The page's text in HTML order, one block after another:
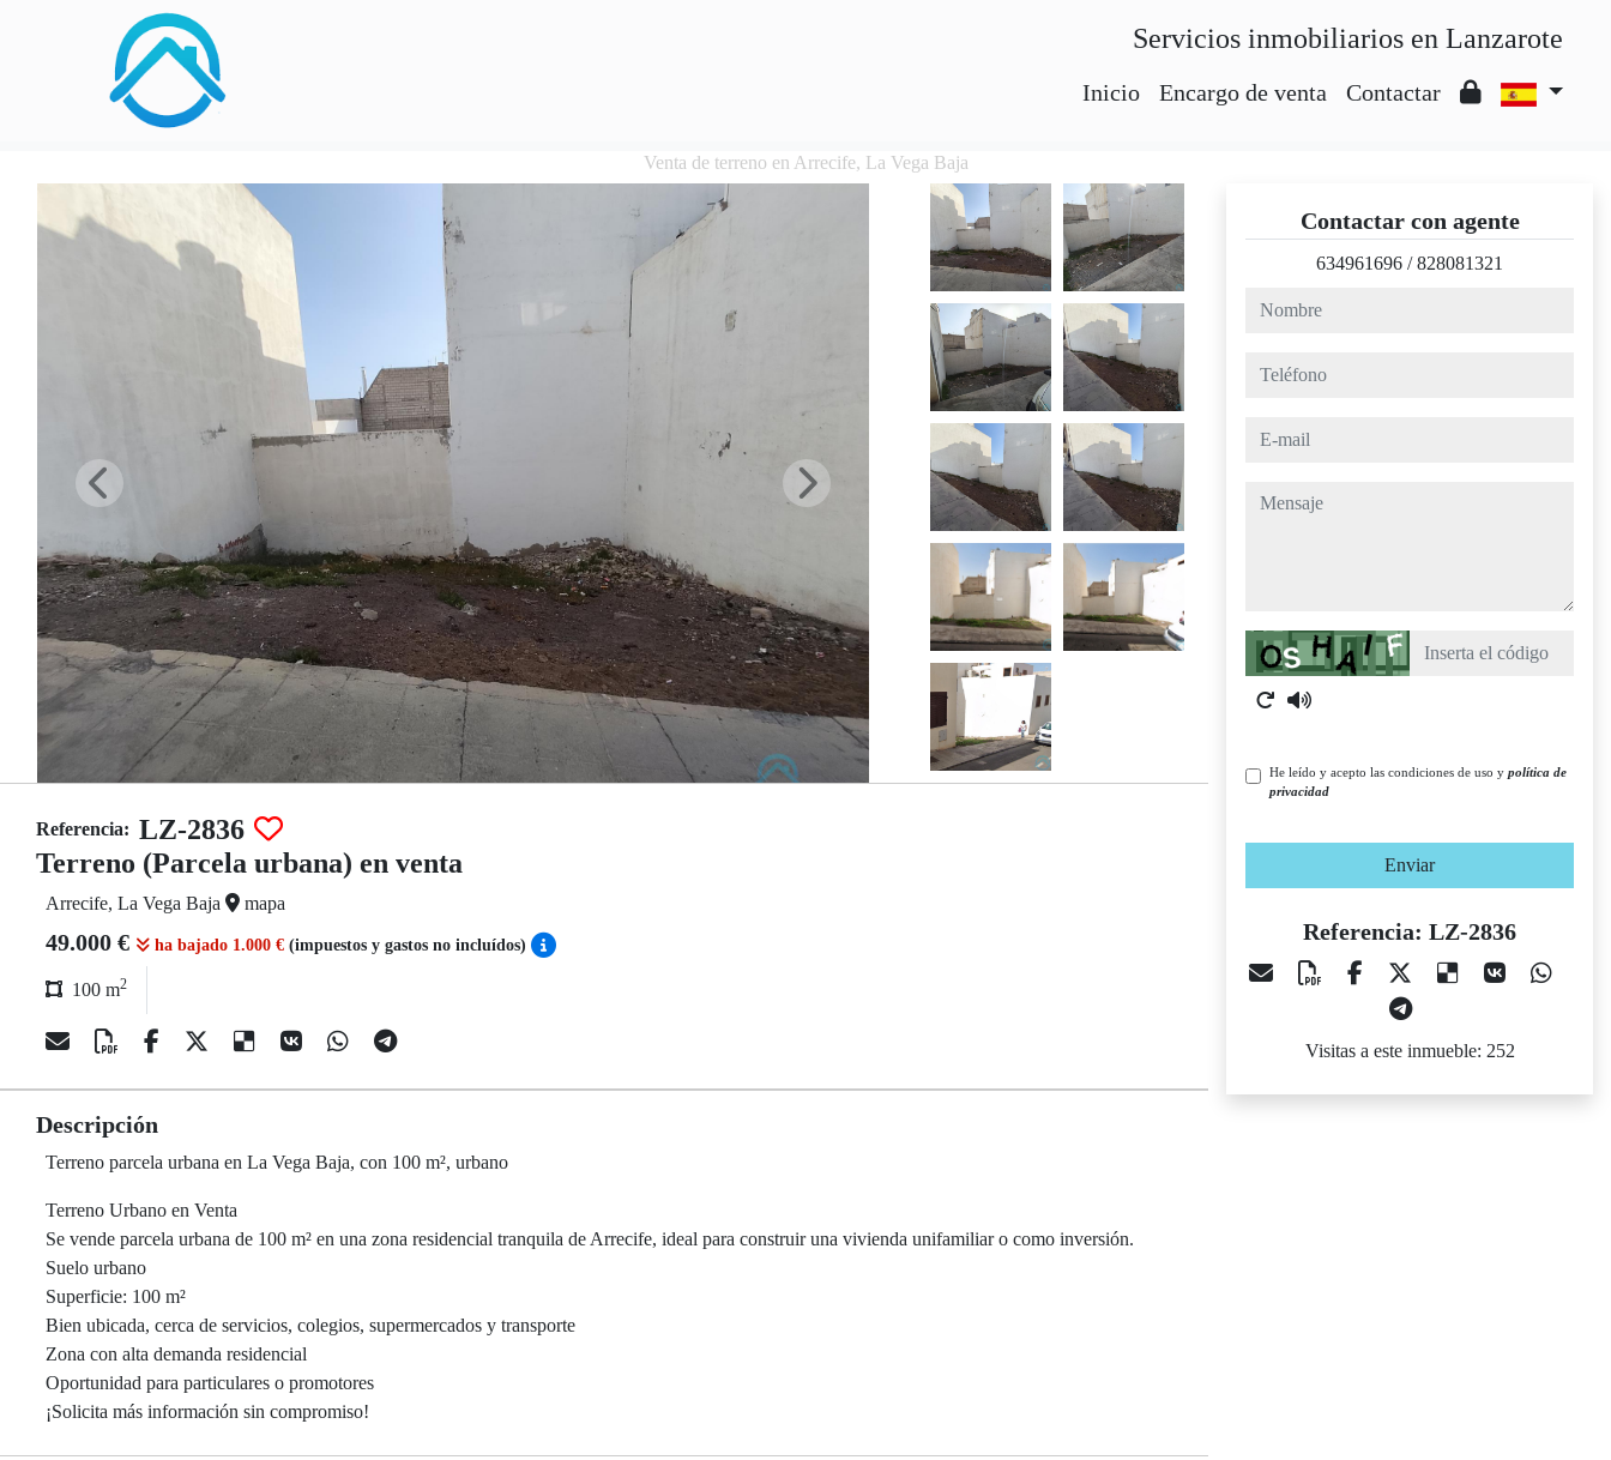
Servicios inmobiliarios en Lanzarote
Inicio Encargo de venta Contactar
Venta de terreno en Arrecife, La Vega Baja
Referencia: LZ-2836
Terreno (Parcela urbana) en venta
Arrecife, La Vega Baja mapa
49.000 € ha bajado 1.000 € (impuestos y gastos no incluídos)
100 m2
Descripción
Terreno parcela urbana en La Vega Baja, con 100 m², urbano
Terreno Urbano en Venta
Se vende parcela urbana de 100 m² en una zona residencial tranquila de Arrecife, ideal para construir una vivienda unifamiliar o como inversión.
Suelo urbano
Superficie: 100 m²
Bien ubicada, cerca de servicios, colegios, supermercados y transporte
Zona con alta demanda residencial
Oportunidad para particulares o promotores
¡Solicita más información sin compromiso!
Contactar con agente
634961696 /828081321
nombre
teléfono
e-mail
mensaje
Captcha
He leído y acepto las condiciones de uso y política de
privacidad
Enviar
Referencia: LZ-2836
Visitas a este inmueble: 252